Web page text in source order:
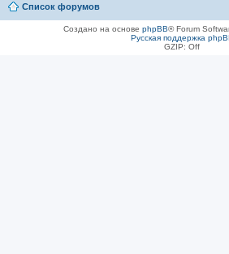
Список форумов
Создано на основе phpBB® Forum
Русская поддержка
GZIP: Off